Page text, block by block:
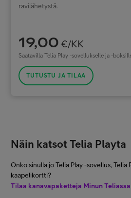
ravilähetystä.
19,00 €/KK
Saatavilla Telia Play -sovellukselle ja -
TUTUSTU JA TILAA
Näin katsot Telia Playta
Onko sinulla jo Telia Play -sovellus, Telia
kaapelikortti?
Tilaa kanavapaketteja Minun Teliassa